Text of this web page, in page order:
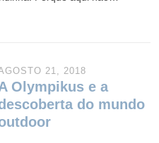
21, 2018
Olympikus e a
do mundo